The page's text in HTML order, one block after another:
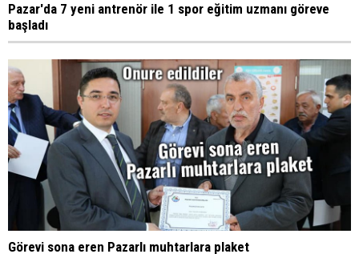
Pazar'da 7 yeni antrenör ile 1 spor eğitim uzmanı göreve
başladı
Görevi sona eren Pazarlı muhtarlara plaket